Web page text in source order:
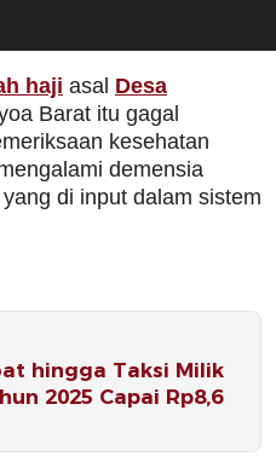
haji asal Desa
Barat itu gagal
kesehatan
demensia
di input dalam sistem
hingga Taksi Milik
2025 Capai Rp8,6